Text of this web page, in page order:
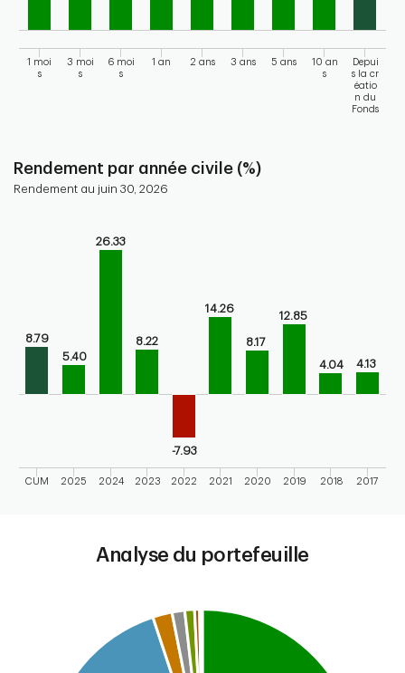
1 moi
s
3 moi
s
6 moi
s
1 an 2 ans 3 ans 5 ans
10 an
s
Depui
s la cr
éatio
n du
Fonds
Rendement par année civile (%)
Rendement au juin 30, 2026
Bar chart with 10 bars.
The chart has 1 Y axis displaying values. Range: -10 to 30.
8.79
5.40
26.33
8.22
-7.93
14.26
8.17
12.85
4.04 4.13
CUM 2025 2024 2023 2022 2021 2020 2019 2018 2017
Analyse du portefeuille
Pie chart with 7 slices.
This is a portfolio analysis pie chart